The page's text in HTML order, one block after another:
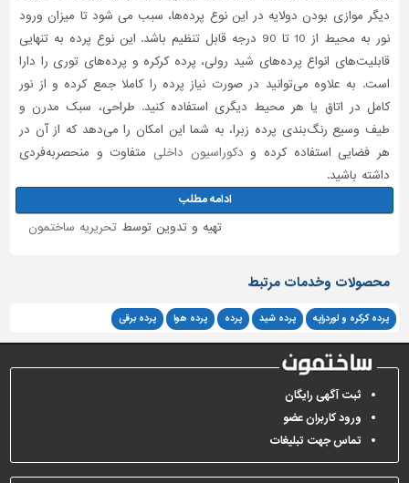
دیگر موازی بودن دولایه در این نوع پرده‌ها، سبب می شود تا میزان ورود
نور به محیط از 10 تا 90 درجه قابل تنظیم باشد. این نوع پرده به تنهایی
قابلیت‌های انواع پرده‌های شید رولی، پرده کرکره و پرده‌های توری را دارا
است. به علاوه می‌توانید در صورت نیاز پرده را کاملا جمع کرده و از نور
کامل در اتاق یا هر محیط دیگری استفاده کنید. طراحی، سبک مدرن و
طیف وسیع رنگ‌بندی پرده زبرا، به شما این امکان را می‌دهد که از آن در
هر فضایی استفاده کرده و دکوراسیون داخلی متفاوت و منحصربه‌فردی
داشته باشید.
ادامه مطلب
تهیه و تدوین توسط تحریریه ساختمون
محصولات وخدمات مرتبط
پرده کرکره و لوردراپه پرده شید پرده پرده هوا پرده برقی
ثبت آگهی رایگان
ورود کاربران عضو
تماس جهت تبلیغات